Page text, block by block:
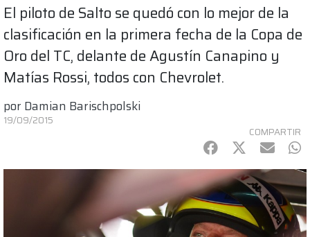
El piloto de Salto se quedó con lo mejor de la
clasificación en la primera fecha de la Copa de
Oro del TC, delante de Agustín Canapino y
Matías Rossi, todos con Chevrolet.
por Damian Barischpolski
19/09/2015
COMPARTIR
Facebook
Twitter
mail